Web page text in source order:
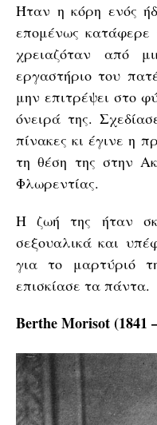
Ήταν η κόρη ενός
επομένως
χρειαζόταν από
εργαστήριο του
μην επιτρέψει στο
όνειρά της.
πίνακες κι έγινε η
τη θέση της στην
Φλωρεντίας.
Η ζωή της ήταν
σεξουαλικά και
για το μαρτύριό
επισκίασε τα πάντα.
Berthe Morisot (1841